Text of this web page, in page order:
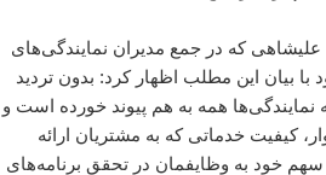
که در جمع مدیران نمایندگی‌های
با بیان این مطلب اظهار کرد: بدون تردید
نمایندگی‌ها همه به هم پیوند خورده است و
کیفیت خدماتی که به مشتریان ارائه
خود به وظایفمان در تحقق برنامه‌های